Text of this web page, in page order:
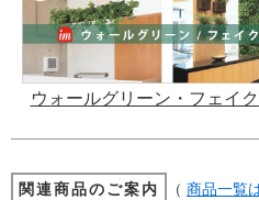
ウォールグリーン・フェイ
関連商品のご案内 （ 商品一覧